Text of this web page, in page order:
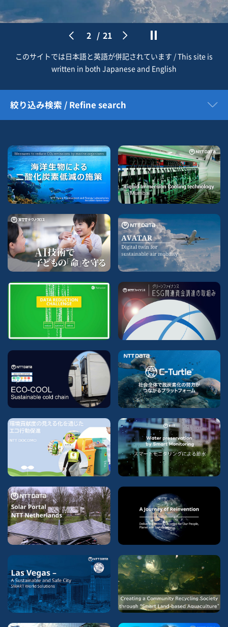
2 / 21
このサイトでは日本語と英語が併記されています / This site is
written in both Japanese and English
絞り込み検索 / Refine search